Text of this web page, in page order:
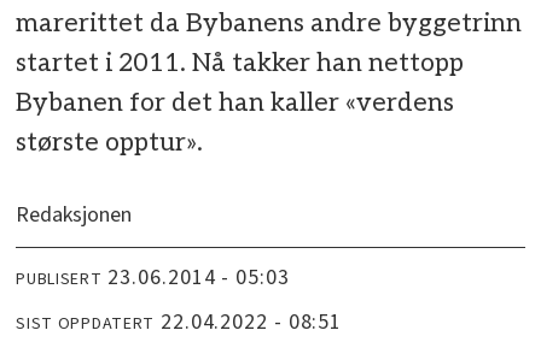
marerittet da Bybanens andre byggetrinn
startet i 2011. Nå takker han nettopp
Bybanen for det han kaller «verdens
største opptur».
Redaksjonen
PUBLISERT 23.06.2014 - 05:03
SIST OPPDATERT 22.04.2022 - 08:51